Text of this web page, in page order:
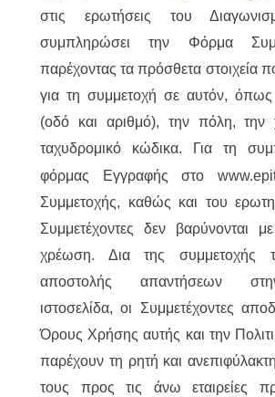
στις ερωτήσεις του
συμπληρώσει την Φόρμα
παρέχοντας τα πρόσθετα στοιχεία
για τη συμμετοχή σε αυτόν, όπως
(οδό και αριθμό), την πόλη, την
ταχυδρομικό κώδικα.
Για τη
φόρμας Εγγραφής στο
Συμμετοχής, καθώς και του
Συμμετέχοντες δεν βαρύνονται
χρέωση. Δια της συμμετοχής
αποστολής απαντήσεων
ιστοσελίδα, οι Συμμετέχοντες
Όρους Χρήσης αυτής και την
παρέχουν τη ρητή και
τους προς τις άνω εταιρείες